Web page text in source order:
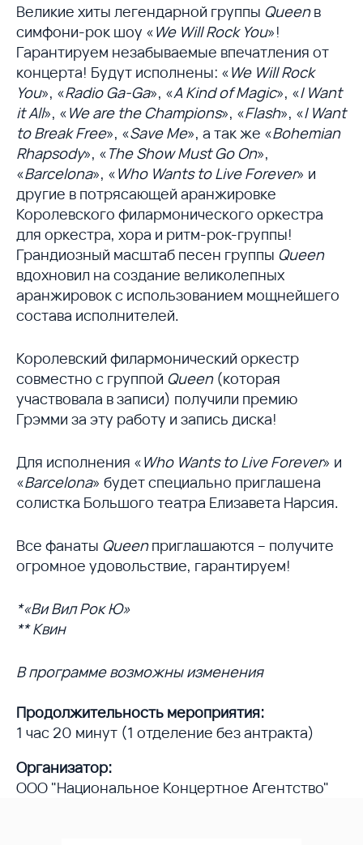
Великие хиты легендарной группы Queenв
симфони-рок шоу «We Will Rock You»!
Гарантируем незабываемые впечатления от
концерта! Будут исполнены: «We Will Rock
You», «Radio Ga-Ga», «A Kind of Magic», «I Want
it All», «We are the Champions», «Flash», «I Want
to Break Free», «Save Me», а так же «Bohemian
Rhapsody», «The Show Must Go On»,
«Barcelona», «Who Wants to Live Forever» и
другие в потрясающей аранжировке
Королевского филармонического оркестра
для оркестра, хора и ритм-рок-группы!
Грандиозный масштаб песен группы Queen
вдохновил на создание великолепных
аранжировок с использованием мощнейшего
состава исполнителей.
Королевский филармонический оркестр
совместно с группой Queen(которая
участвовала в записи) получили премию
Грэмми за эту работу и запись диска!
Для исполнения «Who Wants to Live Forever» и
«Barcelona» будет специально приглашена
солистка Большого театра Елизавета Нарсия.
Все фанаты Queenприглашаются – получите
огромное удовольствие, гарантируем!
*«Ви Вил Рок Ю»
** Квин
В программе возможны изменения
Продолжительность мероприятия:
1 час 20 минут (1 отделение без антракта)
Организатор:
ООО "Национальное Концертное Агентство"